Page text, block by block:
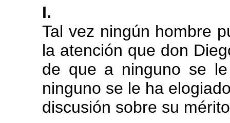
I.
Tal vez ningún hombre
la atención que don
de que a ninguno se
ninguno se le ha
discusión sobre su